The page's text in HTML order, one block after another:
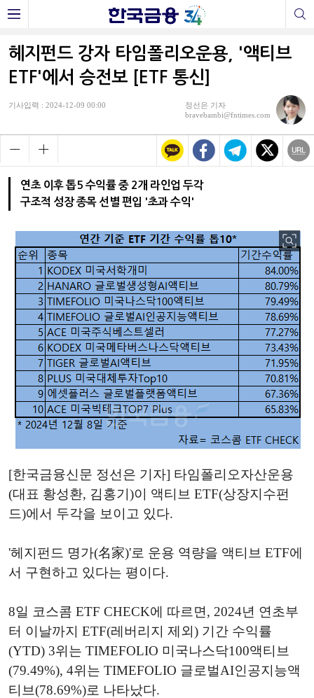
헤지펀드 강자 타임폴리오운용, '액티브
ETF'에서 승전보 [ETF 통신]
기사입력 : 2024-12-09 00:00
정선은 기자
bravebambi@fntimes.com
연초 이후 톱5 수익률 중 2개 라인업 두각
구조적 성장 종목 선별 편입 '초과 수익'
[한국금융신문 정선은 기자] 타임폴리오자산운용
(대표 황성환, 김홍기)이 액티브 ETF(상장지수펀
드)에서 두각을 보이고 있다.
'헤지펀드 명가(名家)'로 운용 역량을 액티브 ETF에
서 구현하고 있다는 평이다.
8일 코스콤 ETF CHECK에 따르면, 2024년 연초부
터 이날까지 ETF(레버리지 제외) 기간 수익률
(YTD) 3위는 TIMEFOLIO 미국나스닥100액티브
(79.49%), 4위는 TIMEFOLIO 글로벌AI인공지능액
티브(78.69%)로 나타났다.